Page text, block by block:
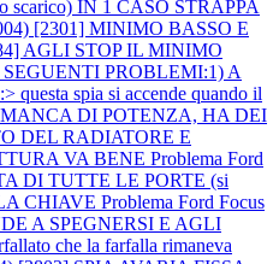
IN 1 CASO STRAPPA
[2301] MINIMO BASSO E
AGLI STOP IL MINIMO
SEGUENTI PROBLEMI:1) A
spia si accende quando il
MANCA DI POTENZA, HA DEI
DEL RADIATORE E
VA BENE Problema Ford
DI TUTTE LE PORTE (si
CHIAVE Problema Ford Focus
A SPEGNERSI E AGLI
che la farfalla rimaneva